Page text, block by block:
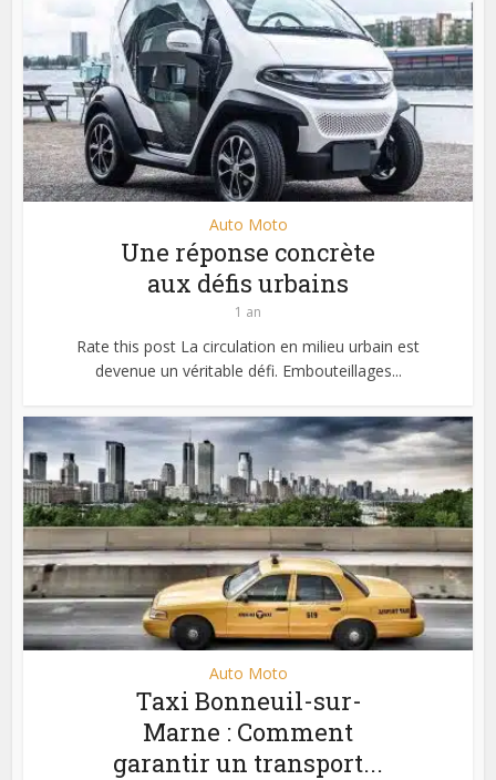
Auto Moto
Une réponse concrète
aux défis urbains
1 an
Rate this post La circulation en milieu urbain est
devenue un véritable défi. Embouteillages...
Auto Moto
Taxi Bonneuil-sur-
Marne : Comment
garantir un transport...